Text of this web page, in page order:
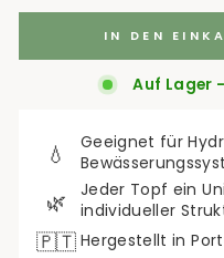
IN DEN
Auf Lager
💧
Geeignet für
🌿
Jeder Topf ein
individueller
🇵🇹 Hergestellt in